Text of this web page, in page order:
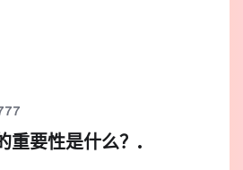
重要性是什么？.